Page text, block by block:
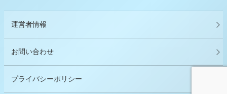
運営者情報
お問い合わせ
プライバシーポリシー